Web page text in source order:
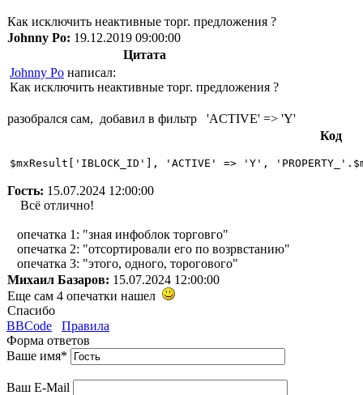
Как исключить неактивные торг. предложения ?
Johnny Po: 19.12.2019 09:00:00
Цитата
Johnny Po написал:
Как исключить неактивные торг. предложения ?
разобрался сам, добавил в фильтр 'ACTIVE' => 'Y'
Код
Гость: 15.07.2024 12:00:00
Всё отлично!
опечатка 1: "зная инфоблок торговго"
опечатка 2: "отсортировали его по возрвстанию"
опечатка 3: "этого, одного, торогового"
Михаил Базаров: 15.07.2024 12:00:00
Еще сам 4 опечатки нашел
Спасибо
BBCode
Правила
Форма ответов
Ваше имя*
Ваш E-Mail